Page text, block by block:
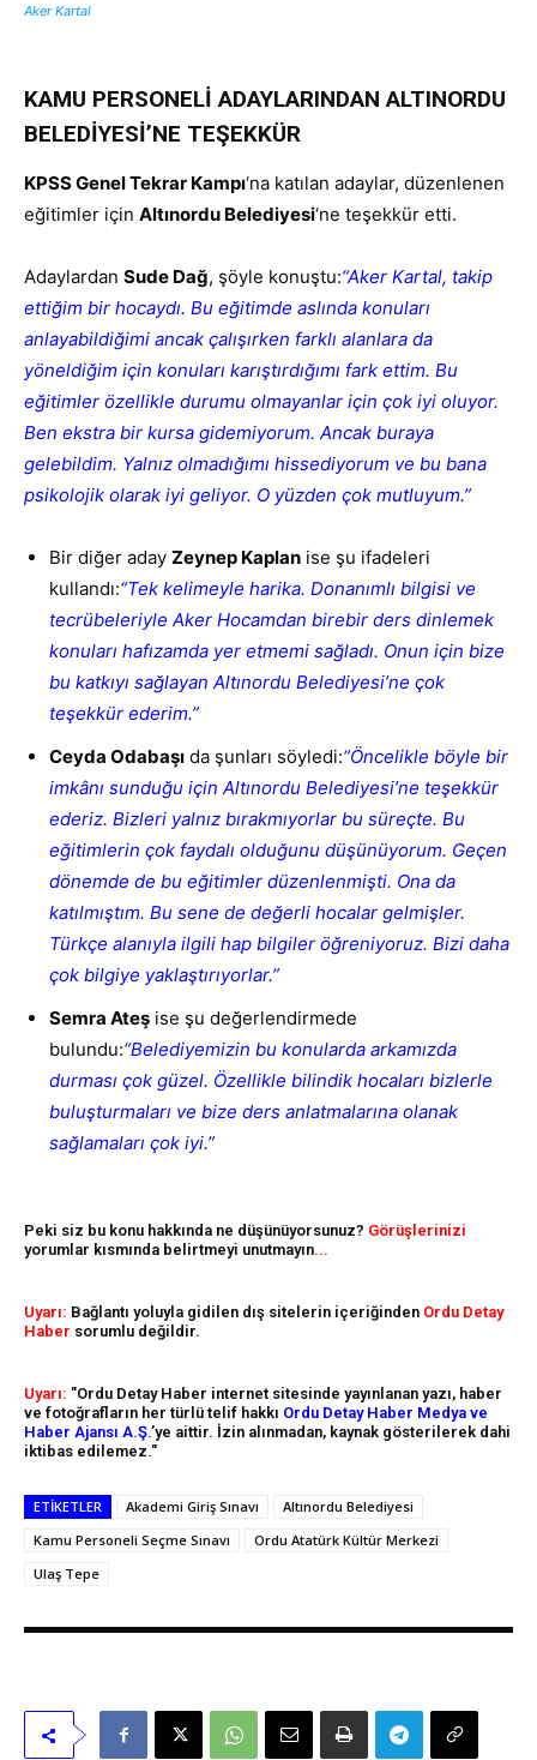
Aker Kartal
KAMU PERSONELİ ADAYLARINDAN ALTINORDU
BELEDİYESİ’NE TEŞEKKÜR
KPSS Genel Tekrar Kampı‘na katılan adaylar, düzenlenen
eğitimler için Altınordu Belediyesi‘ne teşekkür etti.
Adaylardan Sude Dağ, şöyle konuştu:“Aker Kartal, takip
ettiğim bir hocaydı. Bu eğitimde aslında konuları
anlayabildiğimi ancak çalışırken farklı alanlara da
yöneldiğim için konuları karıştırdığımı fark ettim. Bu
eğitimler özellikle durumu olmayanlar için çok iyi oluyor.
Ben ekstra bir kursa gidemiyorum. Ancak buraya
gelebildim. Yalnız olmadığımı hissediyorum ve bu bana
psikolojik olarak iyi geliyor. O yüzden çok mutluyum.”
Bir diğer aday Zeynep Kaplan ise şu ifadeleri
kullandı:“Tek kelimeyle harika. Donanımlı bilgisi ve
tecrübeleriyle Aker Hocamdan birebir ders dinlemek
konuları hafızamda yer etmemi sağladı. Onun için bize
bu katkıyı sağlayan Altınordu Belediyesi’ne çok
teşekkür ederim.”
Ceyda Odabaşı da şunları söyledi:“Öncelikle böyle bir
imkânı sunduğu için Altınordu Belediyesi’ne teşekkür
ederiz. Bizleri yalnız bırakmıyorlar bu süreçte. Bu
eğitimlerin çok faydalı olduğunu düşünüyorum. Geçen
dönemde de bu eğitimler düzenlenmişti. Ona da
katılmıştım. Bu sene de değerli hocalar gelmişler.
Türkçe alanıyla ilgili hap bilgiler öğreniyoruz. Bizi daha
çok bilgiye yaklaştırıyorlar.”
Semra Ateş ise şu değerlendirmede
bulundu:“Belediyemizin bu konularda arkamızda
durması çok güzel. Özellikle bilindik hocaları bizlerle
buluşturmaları ve bize ders anlatmalarına olanak
sağlamaları çok iyi.”
Peki siz bu konu hakkında ne düşünüyorsunuz? Görüşlerinizi
yorumlar kısmında belirtmeyi unutmayın...
Uyarı: Bağlantı yoluyla gidilen dış sitelerin içeriğinden Ordu Detay
Haber sorumlu değildir.
Uyarı: "Ordu Detay Haber internet sitesinde yayınlanan yazı, haber
ve fotoğrafların her türlü telif hakkı Ordu Detay Haber Medya ve
Haber Ajansı A.Ş.’ye aittir. İzin alınmadan, kaynak gösterilerek dahi
iktibas edilemez."
ETIKETLER Akademi Giriş Sınavı
Altınordu Belediyesi
Kamu Personeli Seçme Sınavı
Ordu Atatürk Kültür Merkezi
Ulaş Tepe